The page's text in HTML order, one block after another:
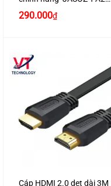
290.000₫
Cáp HDMI 2.0 dẹt dài 3M